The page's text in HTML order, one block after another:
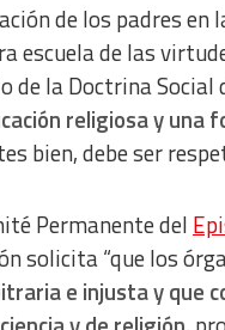
de los padres en
escuela de las
de la Doctrina Social
religiosa y una
bien, debe ser
Permanente del
solicita “que los
e injusta y que